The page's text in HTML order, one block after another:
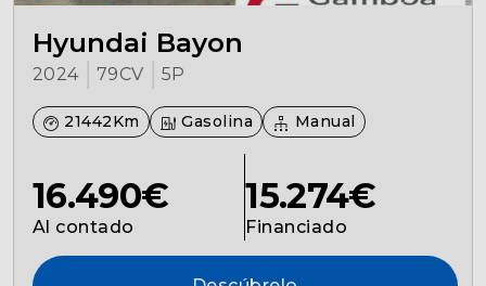
Hyundai Bayon
2024 79CV 5P
21442Km Gasolina Manual
16.490€
Al contado
15.274€
Financiado